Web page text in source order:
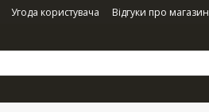
Угода користувача Відгуки про магазин